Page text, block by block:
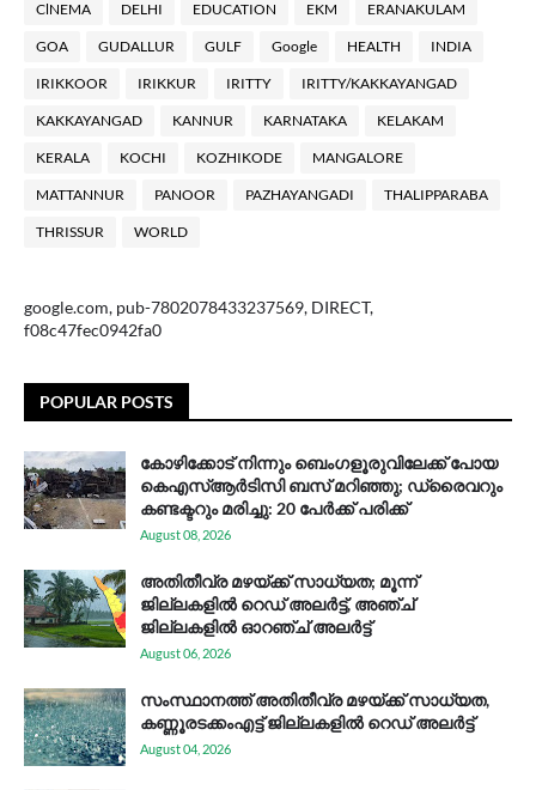
ClNEMA DELHI EDUCATION EKM ERANAKULAM
GOA GUDALLUR GULF Google HEALTH INDIA
IRIKKOOR IRIKKUR IRITTY IRITTY/KAKKAYANGAD
KAKKAYANGAD KANNUR KARNATAKA KELAKAM
KERALA KOCHI KOZHIKODE MANGALORE
MATTANNUR PANOOR PAZHAYANGADI THALIPPARABA
THRISSUR WORLD
google.com, pub-7802078433237569, DIRECT,
f08c47fec0942fa0
POPULAR POSTS
കോഴിക്കോട് നിന്നും ബെംഗളൂരുവിലേക്ക് പോയ
കെഎസ്ആര്‍ടിസി ബസ് മറിഞ്ഞു; ഡ്രൈവറും
കണ്ടക്ടറും മരിച്ചു: 20 പേര്‍ക്ക് പരിക്ക്
August 08, 2026
അതിതീവ്ര മഴയ്ക്ക് സാധ്യത; മൂന്ന്
ജില്ലകളിൽ റെഡ് അലർട്ട്, അഞ്ച്
ജില്ലകളിൽ ഓറഞ്ച് അലർട്ട്
August 06, 2026
സം​സ്ഥാ​ന​ത്ത് അ​തി​തീ​വ്ര മ​ഴ​യ്ക്ക് സാ​ധ്യ​ത,
കണ്ണൂരടക്കംഎ​ട്ട് ജി​ല്ല​ക​ളി​ൽ റെ​ഡ് അ​ലർ​ട്ട്
August 04, 2026